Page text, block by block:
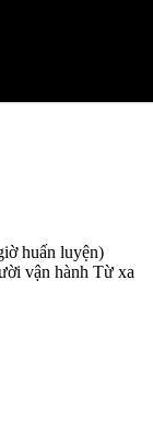
huấn luyện)
vận hành Từ xa